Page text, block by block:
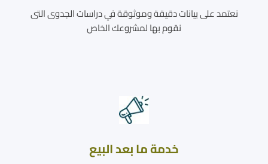
نعتمد على بيانات دقيقة وموثوقة في دراسات الجدوى التى
نقوم بها لمشروعك الخاص
خدمة ما بعد البيع